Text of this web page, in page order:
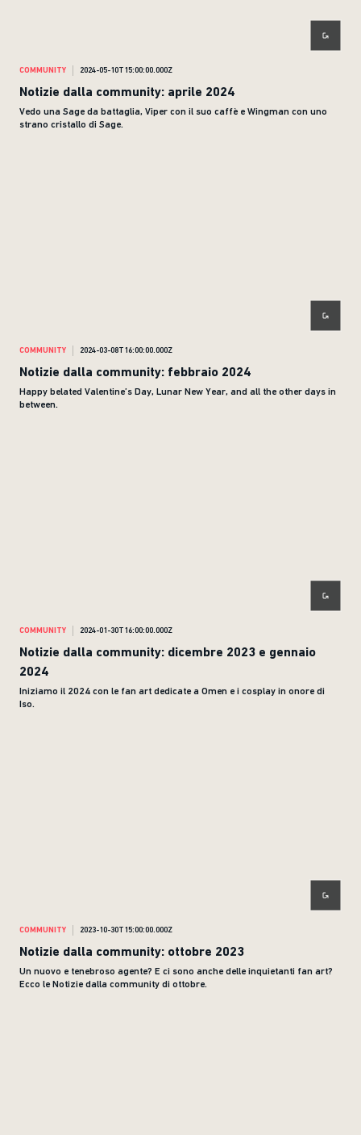
COMMUNITY 2024-05-10T15:00:00.000Z
Notizie dalla community: aprile 2024
Vedo una Sage da battaglia, Viper con il suo caffè e Wingman con uno
strano cristallo di Sage.
COMMUNITY 2024-03-08T16:00:00.000Z
Notizie dalla community: febbraio 2024
Happy belated Valentine’s Day, Lunar New Year, and all the other days in
between.
COMMUNITY 2024-01-30T16:00:00.000Z
Notizie dalla community: dicembre 2023 e gennaio
2024
Iniziamo il 2024 con le fan art dedicate a Omen e i cosplay in onore di
Iso.
COMMUNITY 2023-10-30T15:00:00.000Z
Notizie dalla community: ottobre 2023
Un nuovo e tenebroso agente? E ci sono anche delle inquietanti fan art?
Ecco le Notizie dalla community di ottobre.